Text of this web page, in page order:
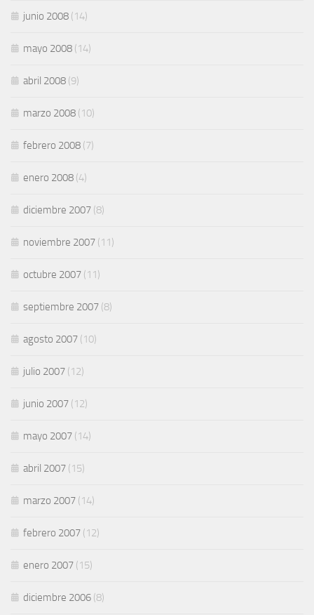
junio 2008 (14)
mayo 2008 (14)
abril 2008 (9)
marzo 2008 (10)
febrero 2008 (7)
enero 2008 (4)
diciembre 2007 (8)
noviembre 2007 (11)
octubre 2007 (11)
septiembre 2007 (8)
agosto 2007 (10)
julio 2007 (12)
junio 2007 (12)
mayo 2007 (14)
abril 2007 (15)
marzo 2007 (14)
febrero 2007 (12)
enero 2007 (15)
diciembre 2006 (8)